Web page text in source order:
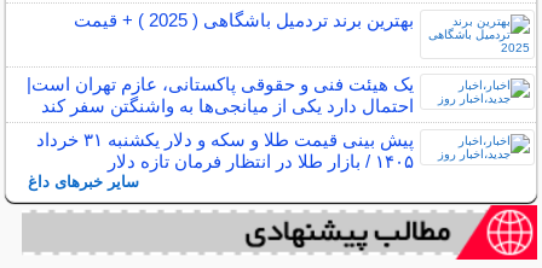
بهترین برند تردمیل باشگاهی ( 2025 ) + قیمت
یک هیئت فنی و حقوقی پاکستانی، عازم تهران است|
احتمال دارد یکی از میانجی‌ها به واشنگتن سفر کند
پیش بینی قیمت طلا و سکه و دلار یکشنبه ۳۱ خرداد
۱۴۰۵ / بازار طلا در انتظار فرمان تازه دلار
سایر خبرهای داغ